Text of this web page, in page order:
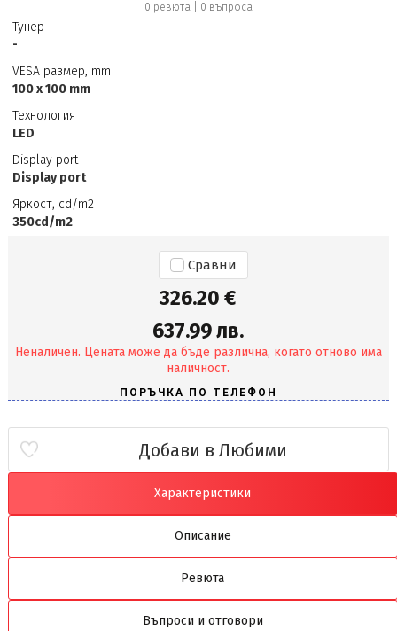
0 ревюта| 0 въпроса
Тунер
-
VESA размер, mm
100 x 100 mm
Технология
LED
Display port
Display port
Яркост, cd/m2
350cd/m2
Сравни
326.20 €
637.99 лв.
Неналичен. Цената може да бъде различна, когато отново има
наличност.
Добави в Любими
Характеристики
Описание
Ревюта
Въпроси и отговори